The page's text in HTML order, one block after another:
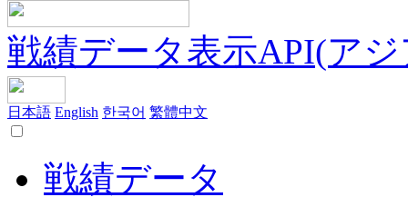
戦績データ表示API(アジ
日本語 English 한국어 繁體中文
戦績データ